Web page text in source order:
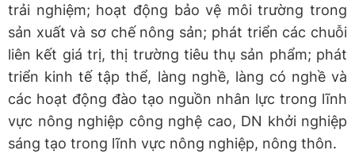
trải nghiệm; hoạt động bảo vệ môi trường trong
sản xuất và sơ chế nông sản; phát triển các chuỗi
liên kết giá trị, thị trường tiêu thụ sản phẩm; phát
triển kinh tế tập thể, làng nghề, làng có nghề và
các hoạt động đào tạo nguồn nhân lực trong lĩnh
vực nông nghiệp công nghệ cao, DN khởi nghiệp
sáng tạo trong lĩnh vực nông nghiệp, nông thôn.